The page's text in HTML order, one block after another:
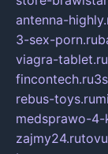
antenna-
3-sex-porn.ru
viagra-tablet.ru
fincontech.ru
rebus-toys.ru
medsprawo-4-
zajmy24.ru